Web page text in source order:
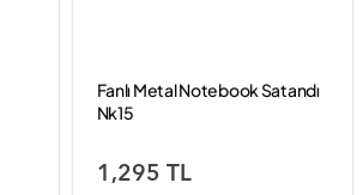
Fanlı Metal Notebook Satandı
Nk15
1,295 TL